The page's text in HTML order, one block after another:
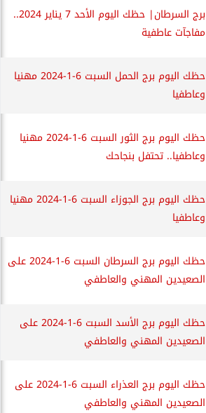
برج السرطان| حظك اليوم الأحد 7 يناير 2024..
مفاجآت عاطفية
حظك اليوم برج الحمل السبت 6-1-2024 مهنيا
وعاطفيا
حظك اليوم برج الثور السبت 6-1-2024 مهنيا
وعاطفيا.. تحتفل بنجاحك
حظك اليوم برج الجوزاء السبت 6-1-2024 مهنيا
وعاطفيا
حظك اليوم برج السرطان السبت 6-1-2024 على
الصعيدين المهني والعاطفي
حظك اليوم برج الأسد السبت 6-1-2024 على
الصعيدين المهني والعاطفي
حظك اليوم برج العذراء السبت 6-1-2024 على
الصعيدين المهني والعاطفي